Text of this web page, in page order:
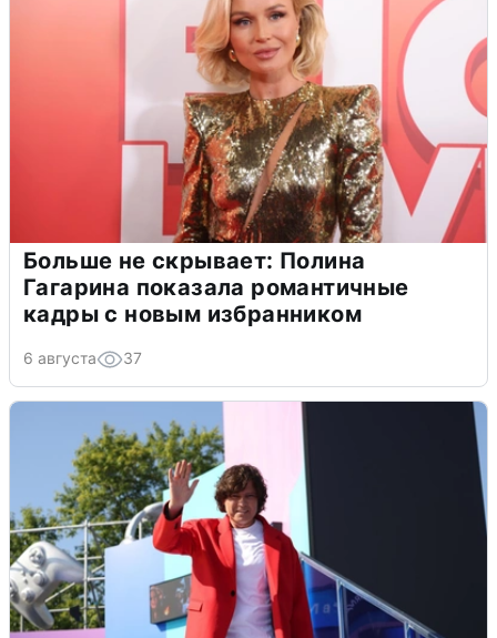
Больше не скрывает: Полина
Гагарина показала романтичные
кадры с новым избранником
6 августа 37